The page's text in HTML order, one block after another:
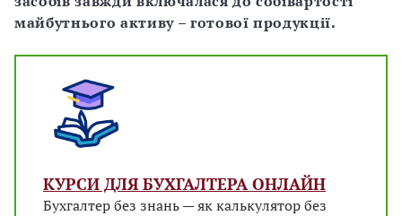
майбутнього активу – готової продукції.
КУРСИ ДЛЯ БУХГАЛТЕРА ОНЛАЙН
Бухгалтер без знань — як калькулятор без